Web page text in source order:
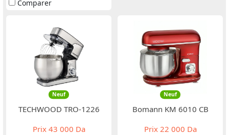
Comparer
Neuf
TECHWOOD TRO-1226
Prix43 000 Da
Neuf
Bomann KM 6010 CB
Prix22 000 Da